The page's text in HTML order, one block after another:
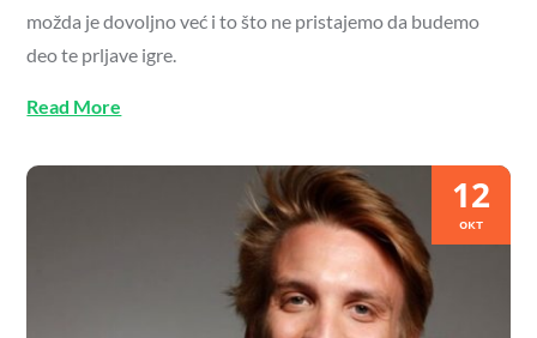
možda je dovoljno već i to što ne pristajemo da budemo
deo te prljave igre.
Read More
12
окт